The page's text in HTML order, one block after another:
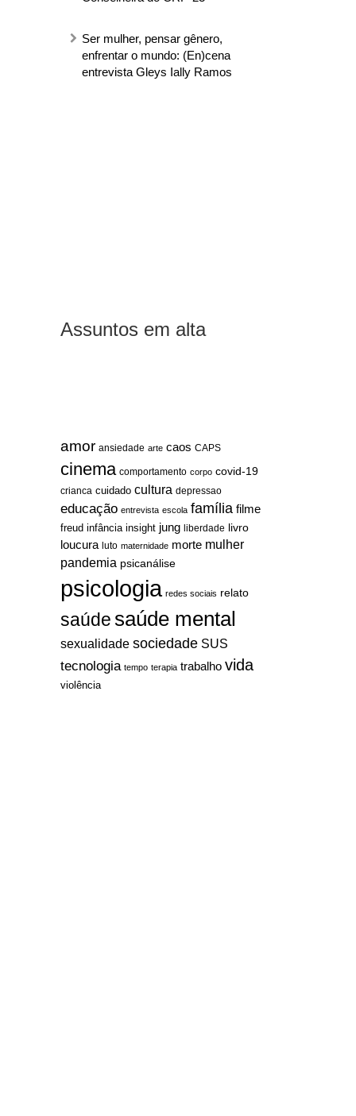
Ser mulher, pensar gênero,
enfrentar o mundo: (En)cena
entrevista Gleys Ially Ramos
Assuntos em alta
amor ansiedade arte caos CAPS
cinema comportamento corpo covid-19
crianca cuidado cultura depressao
educação entrevista escola família filme
freud infância insight jung liberdade livro
loucura luto maternidade morte mulher
pandemia psicanálise
psicologia redes sociais relato
saúdesaúde mental
sexualidade sociedade SUS
tecnologia tempo terapia trabalho vida
violência